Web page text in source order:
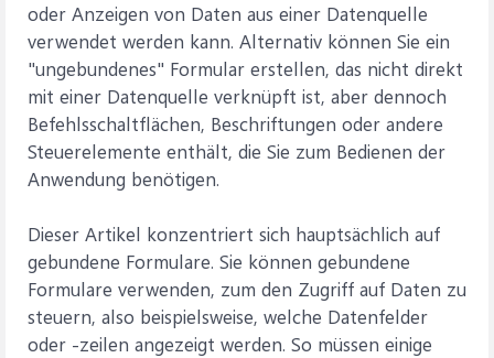
oder Anzeigen von Daten aus einer Datenquelle
verwendet werden kann. Alternativ können Sie ein
"ungebundenes" Formular erstellen, das nicht direkt
mit einer Datenquelle verknüpft ist, aber dennoch
Befehlsschaltflächen, Beschriftungen oder andere
Steuerelemente enthält, die Sie zum Bedienen der
Anwendung benötigen.
Dieser Artikel konzentriert sich hauptsächlich auf
gebundene Formulare. Sie können gebundene
Formulare verwenden, zum den Zugriff auf Daten zu
steuern, also beispielsweise, welche Datenfelder
oder -zeilen angezeigt werden. So müssen einige